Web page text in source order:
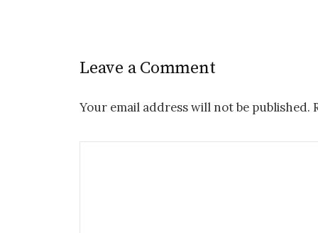
Leave a Comment
Your email address will not be published.